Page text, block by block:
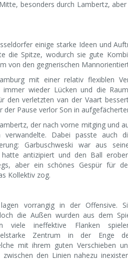
besonders durch Lambertz,
einige starke Ideen und
die Spitze, wodurch sie gute
von den gegnerischen
mit einer relativ flexiblen
wieder Lücken und die
den verletzten van der Vaart
der Pause verlor Son in
der nach vorne mitging und
Dabei passte auch
Garbuschweski war aus
hatte antizipiert und den Ball
aber ein schönes Gespür für
Kollektiv zog.
vorrangig in der Offensive.
die Außen wurden aus dem
viele ineffektive Flanken
Zentrum in der Enge
mit ihrem guten Verschieben
zwischen den Linien nahezu